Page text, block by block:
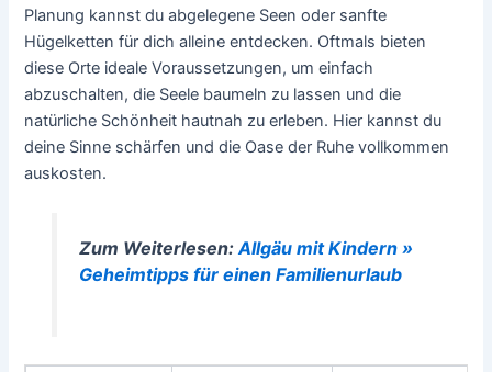
Planung kannst du abgelegene Seen oder sanfte
Hügelketten für dich alleine entdecken. Oftmals bieten
diese Orte ideale Voraussetzungen, um einfach
abzuschalten, die Seele baumeln zu lassen und die
natürliche Schönheit hautnah zu erleben. Hier kannst du
deine Sinne schärfen und die Oase der Ruhe vollkommen
auskosten.
Zum Weiterlesen: Allgäu mit Kindern »
Geheimtipps für einen Familienurlaub